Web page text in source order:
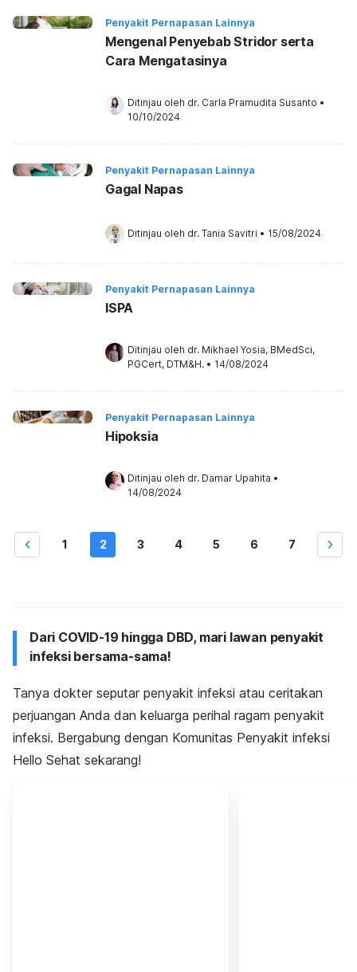
Penyakit Pernapasan Lainnya
Mengenal Penyebab Stridor serta
Cara Mengatasinya
Ditinjau oleh dr. Carla Pramudita Susanto •
10/10/2024
Penyakit Pernapasan Lainnya
Gagal Napas
Ditinjau oleh dr. Tania Savitri • 15/08/2024
Penyakit Pernapasan Lainnya
ISPA
Ditinjau oleh dr. Mikhael Yosia, BMedSci,
PGCert, DTM&H. • 14/08/2024
Penyakit Pernapasan Lainnya
Hipoksia
Ditinjau oleh dr. Damar Upahita •
14/08/2024
1 2 3 4 5 6 7
Dari COVID-19 hingga DBD, mari lawan penyakit
infeksi bersama-sama!
Tanya dokter seputar penyakit infeksi atau ceritakan
perjuangan Anda dan keluarga perihal ragam penyakit
infeksi. Bergabung dengan Komunitas Penyakit infeksi
Hello Sehat sekarang!